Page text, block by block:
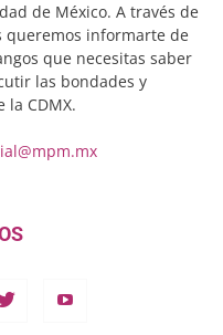
de México. A través de
informarte de
que necesitas saber
las bondades y
la CDMX.